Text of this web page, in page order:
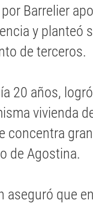
Barrelier
y planteó
de terceros.
20 años,
vivienda
concentra
de Agostina.
aseguró que